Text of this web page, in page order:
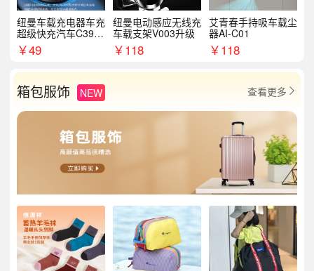
纽曼车载充电器车充
超级快充汽车C39提
手拉环
￥49
纽曼电动感应无线充
车载支架V003升级
￥118
艾青春手持吸车载尘
器AI-C01
￥118
箱包服饰 NEW 查看更多 